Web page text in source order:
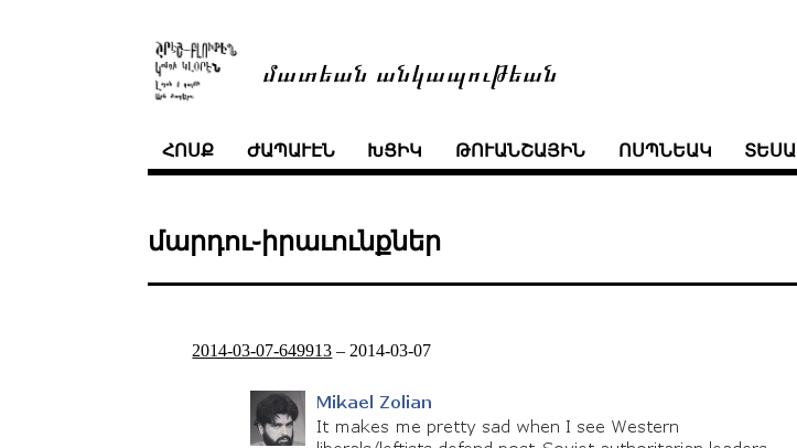
մատեան անկապութեան
ՀՈՍՔ ԺԱՊԱՒԷՆ ԽՑԻԿ ԹՈՒԱՆՇԱՅԻՆ ՈՍՊՆԵԱԿ
մարդու֊իրաւունքներ
2014-03-07-649913 – 2014-03-07